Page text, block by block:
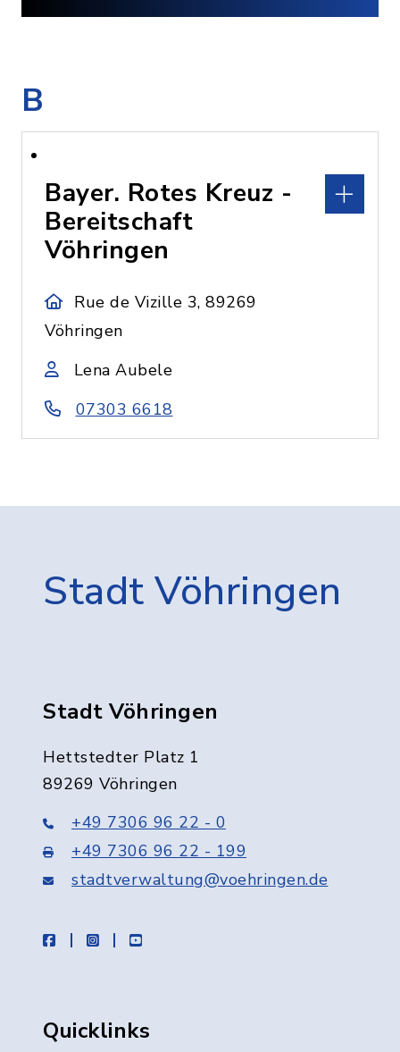
B
Bayer. Rotes Kreuz -
Bereitschaft
Vöhringen
Rue de Vizille 3, 89269
Vöhringen
Lena Aubele
07303 6618
Stadt Vöhringen
Stadt Vöhringen
Hettstedter Platz 1
89269 Vöhringen
+49 7306 96 22 - 0
+49 7306 96 22 - 199
stadtverwaltung@voehringen.de
facebookinstagramyoutube
Quicklinks